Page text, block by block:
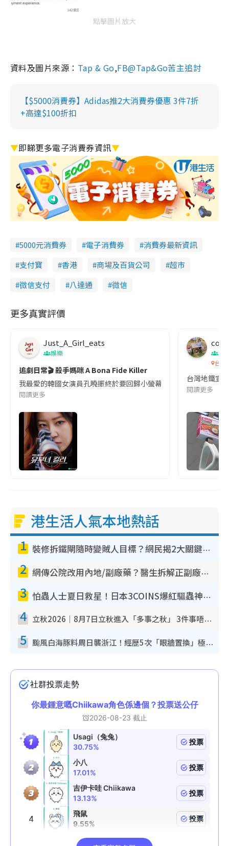
點擊圖片放大
資料及圖片來源： Tap & Go,FB@Tap&Go苦主追討
【$5000消費券】Adidas推2大消費券優惠 3件7折
+高達$100折扣
▼即睇更多電子消費券資訊▼
5000元消費券 電子消費券
消費券最新資訊
支付寶
香港 商場及百貨公司
超市
微信支付
八達通 微信
更多真實評價
Just_A_Girl_eats
娛樂
追劇日常🎬 殺手媽咪 A Bona Fide Killer
我最愛的韓國女演員孔曉振終於要回歸小螢幕啦!這次的劇本改編
閱讀更多
co
吹
台灣
台灣地鐵宣
閱讀更多
港生活人氣本地熱話
1 裝修拆鐵閘隨時變賊人目標？網民揭2大關鍵用途：裝新式等於白裝？附新舊鐵閘分別
2 網傳公院改用內地/副廠藥？醫生拆解正副廠分別 揭4類人換藥隨時出事
3 怕蟲人士夏日救星！日本3COINS爆紅驅蟲神器$45起 1招「全程免觸碰」輕鬆搞定小強
4 立秋2026｜8月7日立秋進入「多事之秋」 3件事唔做得！專家教6招開運 清枱頭／銀包納氣接好運
5 颱風白海豚料周日襲浙江！經歷5次「眼牆置換」極罕見 成登陸內地最長途颱風